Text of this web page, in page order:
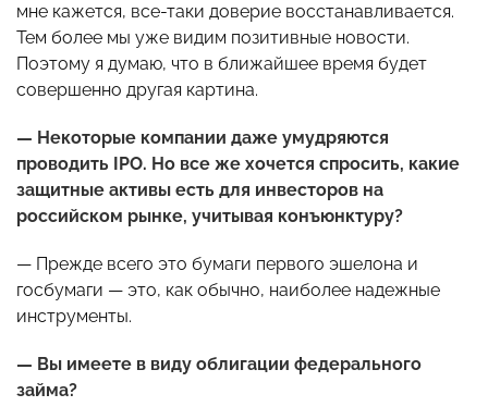
мне кажется, все-таки доверие восстанавливается.
Тем более мы уже видим позитивные новости.
Поэтому я думаю, что в ближайшее время будет
совершенно другая картина.
— Некоторые компании даже умудряются
проводить IPO. Но все же хочется спросить, какие
защитные активы есть для инвесторов на
российском рынке, учитывая конъюнктуру?
— Прежде всего это бумаги первого эшелона и
госбумаги — это, как обычно, наиболее надежные
инструменты.
— Вы имеете в виду облигации федерального
займа?